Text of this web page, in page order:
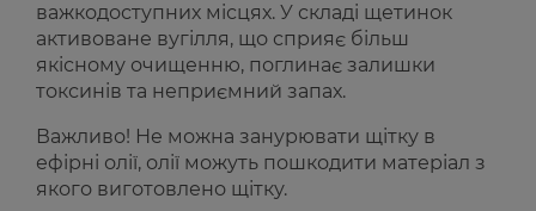
важкодоступних місцях. У складі щетинок
активоване вугілля, що сприяє більш
якісному очищенню, поглинає залишки
токсинів та неприємний запах.
Важливо! Не можна занурювати щітку в
ефірні олії, олії можуть пошкодити матеріал з
якого виготовлено щітку.